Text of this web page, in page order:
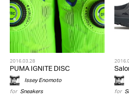
2016.03.28
PUMA IGNITE DISC
Issey Enomoto
for Sneakers
for